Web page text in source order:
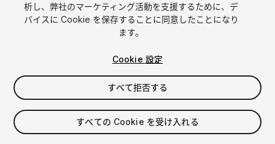
$21
消費税は決済時に計算されます
析し、弊社のマーケティング活動を支援するために、デ
バイスに Cookie を保存することに同意したことになり
ます。
Cookie 設定
すべて拒否する
すべての Cookie を受け入れる